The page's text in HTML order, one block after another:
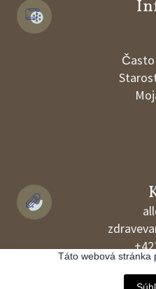
Táto webová stránka